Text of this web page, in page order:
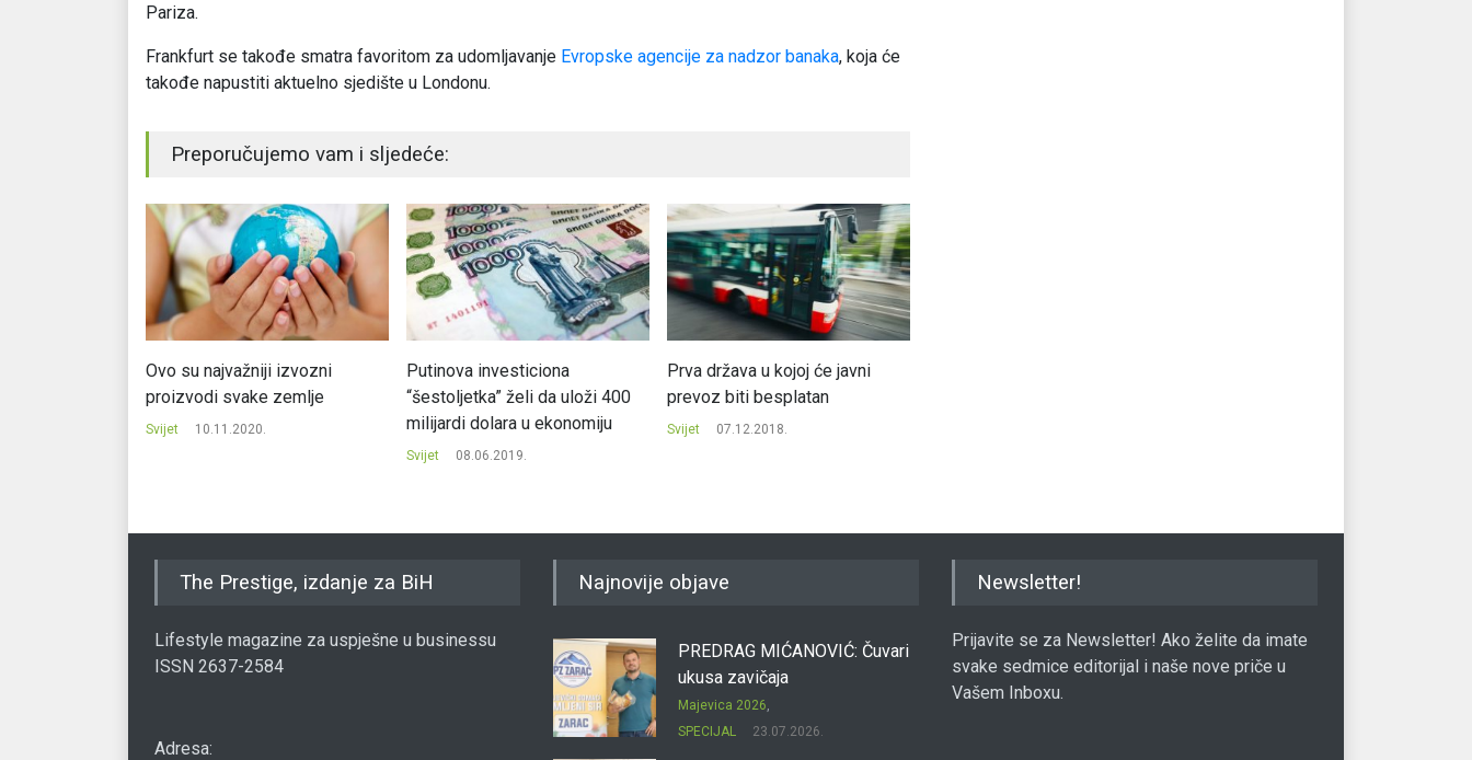
Pariza.
Frankfurt se takođe smatra favoritom za udomljavanje Evropske agencije za nadzor banaka, koja će
takođe napustiti aktuelno sjedište u Londonu.
Preporučujemo vam i sljedeće:
Ovo su najvažniji izvozni
proizvodi svake zemlje
Svijet 10.11.2020.
Putinova investiciona
“šestoljetka” želi da uloži 400
milijardi dolara u ekonomiju
Svijet 08.06.2019.
Prva država u kojoj će javni
prevoz biti besplatan
Svijet 07.12.2018.
The Prestige, izdanje za BiH
Lifestyle magazine za uspješne u businessu
ISSN 2637-2584
Adresa:
Najnovije objave
PREDRAG MIĆANOVIĆ: Čuvari
ukusa zavičaja
Majevica 2026
SPECIJAL
23.07.2026.
Newsletter!
Prijavite se za Newsletter! Ako želite da imate
svake sedmice editorijal i naše nove priče u
Vašem Inboxu.